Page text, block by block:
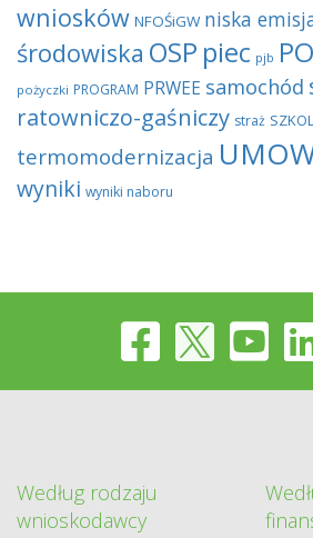
wniosków NFOŚiGW niska
środowiska OSP piec pjb
pożyczki PROGRAM PRWEE samochód
ratowniczo-gaśniczy straż
termomodernizacja
wyniki wyniki naboru
Według rodzaju
wnioskodawcy